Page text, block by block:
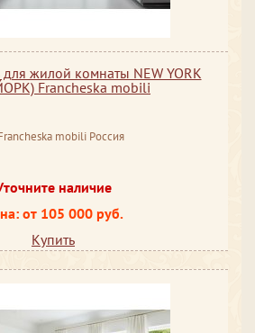
жилой комнаты NEW YORK
Francheska mobili
mobili Россия
наличие
от 105 000 руб.
Купить